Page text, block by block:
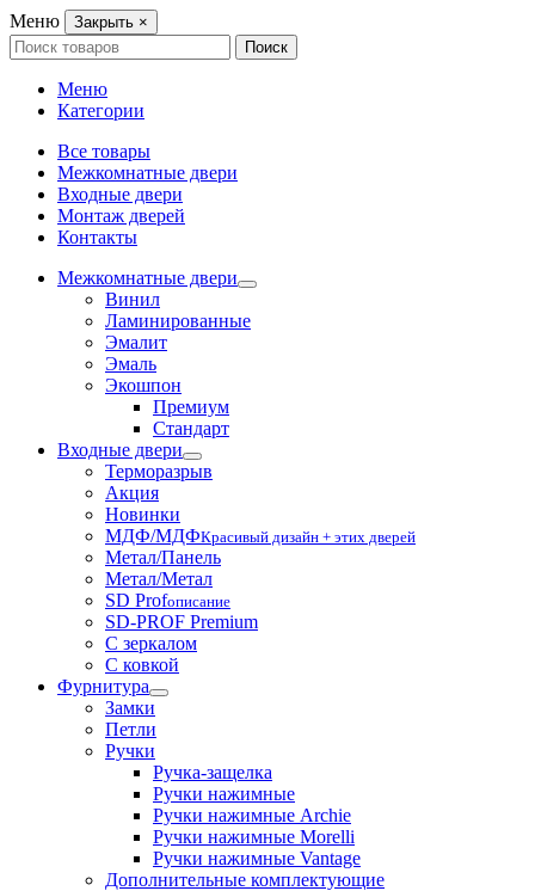
Меню Закрыть ×
Search
for:
Поиск
Меню
Категории
Все товары
Межкомнатные двери
Входные двери
Монтаж дверей
Контакты
Межкомнатные двери
Винил
Ламинированные
Эмалит
Эмаль
Экошпон
Премиум
Стандарт
Входные двери
Терморазрыв
Акция
Новинки
МДФ/МДФКрасивый дизайн + этих дверей
Метал/Панель
Метал/Метал
SD Profописание
SD-PROF Premium
С зеркалом
С ковкой
Фурнитура
Замки
Петли
Ручки
Ручка-защелка
Ручки нажимные
Ручки нажимные Archie
Ручки нажимные Morelli
Ручки нажимные Vantage
Дополнительные комплектующие